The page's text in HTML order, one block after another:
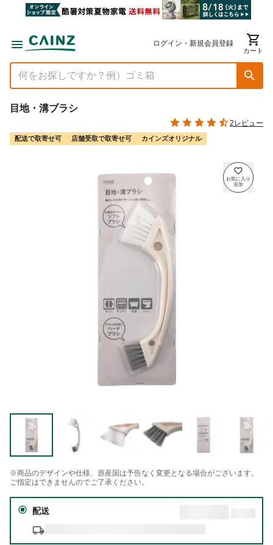
ログイン・新規会員登録
カート
目地・溝ブラシ
2レビュー
配送で取寄せ可 店舗受取で取寄せ可 カインズオリジナル
※商品のデザインや仕様、原産国は予告なく変更となる場合がございます。
ご指定はできませんのでご了承ください。
配送